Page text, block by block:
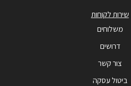
שירות לקוחות
משלוחים
דרושים
צור קשר
ביטול עסקה